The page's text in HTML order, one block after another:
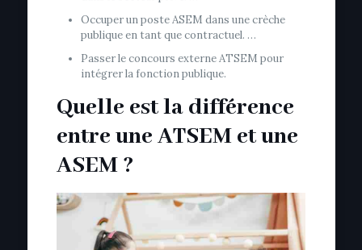
Occuper un poste ASEM dans une crèche
publique en tant que contractuel. …
Passer le concours externe ATSEM pour
intégrer la fonction publique.
Quelle est la différence
entre une ATSEM et une
ASEM ?